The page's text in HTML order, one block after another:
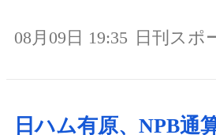
08月09日 19:35 日刊スポ
日ハム有原、NPB通